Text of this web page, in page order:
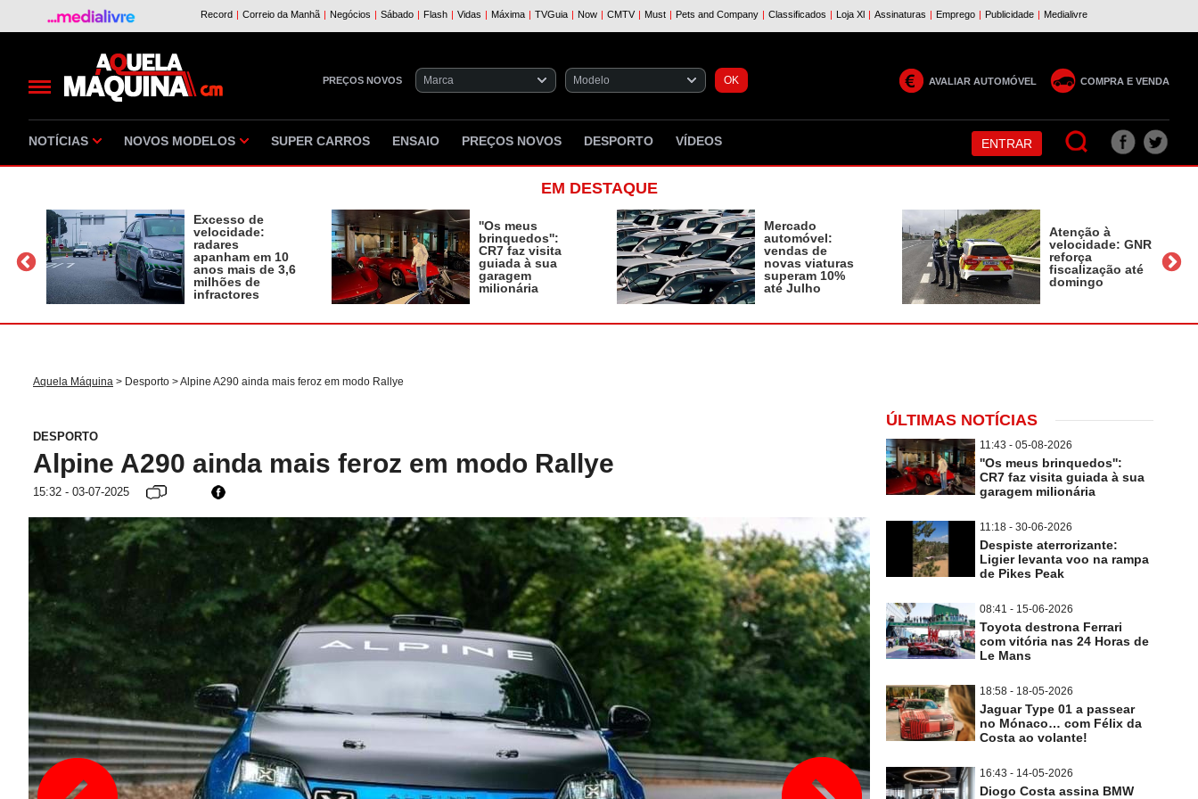
AVALIAR AUTOMÓVEL COMPRA E VENDA
PREÇOS NOVOS
NOTÍCIAS NOVOS MODELOS SUPER CARROS ENSAIO PREÇOS NOVOS DESPORTO VÍDEOS ENTRAR
EM DESTAQUE
Excesso de
velocidade:
radares
apanham em 10
anos mais de 3,6
milhões de
infractores
''Os meus
brinquedos'':
CR7 faz visita
guiada à sua
garagem
milionária
Mercado
automóvel:
vendas de
novas viaturas
superam 10%
até Julho
Atenção à
velocidade: GNR
reforça
fiscalização até
domingo
Aquela Máquina > Desporto > Alpine A290 ainda mais feroz em modo Rallye
DESPORTO
Alpine A290 ainda mais feroz em modo Rallye
15:32 - 03-07-2025
ÚLTIMAS NOTÍCIAS
11:43 - 05-08-2026
''Os meus brinquedos'':
CR7 faz visita guiada à sua
garagem milionária
11:18 - 30-06-2026
Despiste aterrorizante:
Ligier levanta voo na rampa
de Pikes Peak
08:41 - 15-06-2026
Toyota destrona Ferrari
com vitória nas 24 Horas de
Le Mans
18:58 - 18-05-2026
Jaguar Type 01 a passear
no Mónaco… com Félix da
Costa ao volante!
16:43 - 14-05-2026
Diogo Costa assina BMW